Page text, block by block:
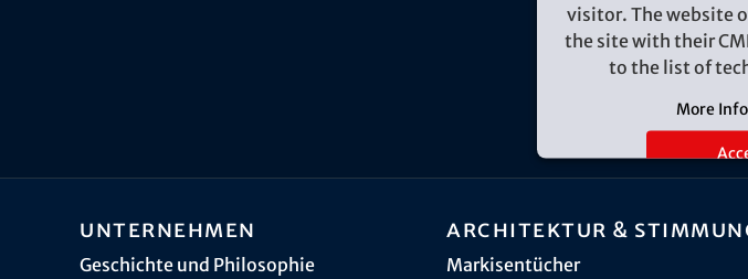
Unternehmen
Geschichte und Philosophie
Architektur &
Markisentücher
visitor. The website
the site with their
to the list of
More